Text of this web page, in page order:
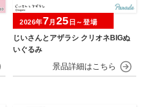
じいさんとアザラシ クリオネBIGぬ
いぐるみ
2026年7月 25 日～登場